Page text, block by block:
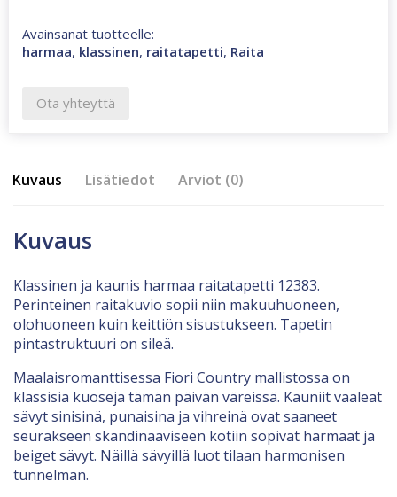
Avainsanat tuotteelle:
harmaa, klassinen, raitatapetti, Raita
Ota yhteyttä
Kuvaus Lisätiedot Arviot (0)
Kuvaus
Klassinen ja kaunis harmaa raitatapetti 12383.
Perinteinen raitakuvio sopii niin makuuhuoneen,
olohuoneen kuin keittiön sisustukseen. Tapetin
pintastruktuuri on sileä.
Maalaisromanttisessa Fiori Country mallistossa on
klassisia kuoseja tämän päivän väreissä. Kauniit vaaleat
sävyt sinisinä, punaisina ja vihreinä ovat saaneet
seurakseen skandinaaviseen kotiin sopivat harmaat ja
beiget sävyt. Näillä sävyillä luot tilaan harmonisen
tunnelman.